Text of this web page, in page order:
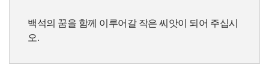
백석의 꿈을 함께 이루어갈 작은 씨앗이 되어 주십시
오.